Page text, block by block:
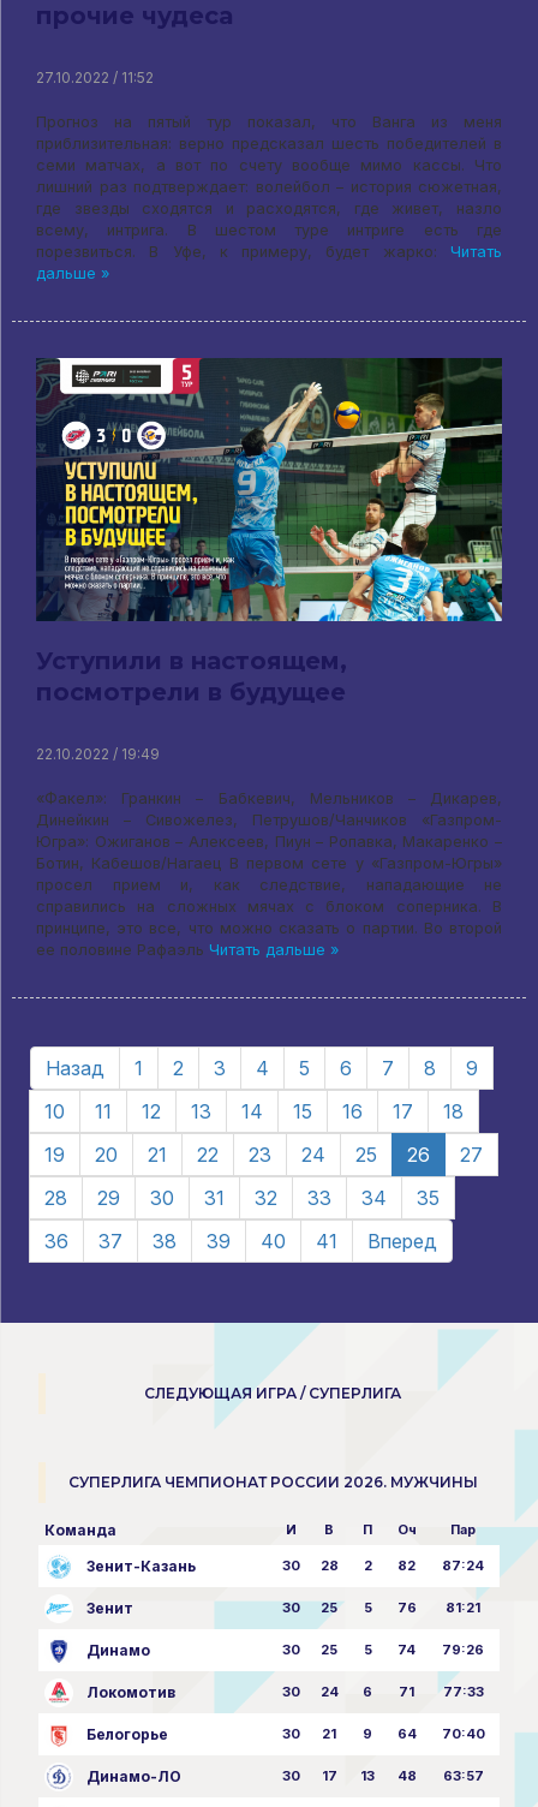
прочие чудеса
27.10.2022 / 11:52
Прогноз на пятый тур показал, что Ванга из меня
приблизительная: верно предсказал шесть победителей в
семи матчах, а вот по счету вообще мимо кассы. Что
лишний раз подтверждает: волейбол – история сюжетная,
где звезды сходятся и расходятся, где живет, назло
всему, интрига. В шестом туре интриге есть где
порезвиться. В Уфе, к примеру, будет жарко: Читать
дальше »
Уступили в настоящем,
посмотрели в будущее
22.10.2022 / 19:49
«Факел»: Гранкин – Бабкевич, Мельников – Дикарев,
Динейкин – Сивожелез, Петрушов/Чанчиков «Газпром-
Югра»: Ожиганов – Алексеев, Пиун – Ропавка, Макаренко –
Ботин, Кабешов/Нагаец В первом сете у «Газпром-Югры»
просел прием и, как следствие, нападающие не
справились на сложных мячах с блоком соперника. В
принципе, это все, что можно сказать о партии. Во второй
ее половине Рафаэль Читать дальше »
Назад 1 2 3 4 5 6 7 8
9
10
11 12 13 14 15 16 17
18
19
20 21 22 23 24 25 26
27
28
29 30 31 32 33 34
35
36
37 38 39 40 41 Вперед
СЛЕДУЮЩАЯ ИГРА / СУПЕРЛИГА
СУПЕРЛИГА ЧЕМПИОНАТ РОССИИ 2026. МУЖЧИНЫ
Команда И В П Оч Пар
Зенит-Казань 30 28 2 82 87:24
Зенит 30 25 5 76 81:21
Динамо 30 25 5 74 79:26
Локомотив 30 24 6 71 77:33
Белогорье 30 21 9 64 70:40
Динамо-ЛО 30 17 13 48 63:57